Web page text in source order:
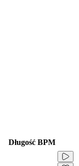
Długość BPM